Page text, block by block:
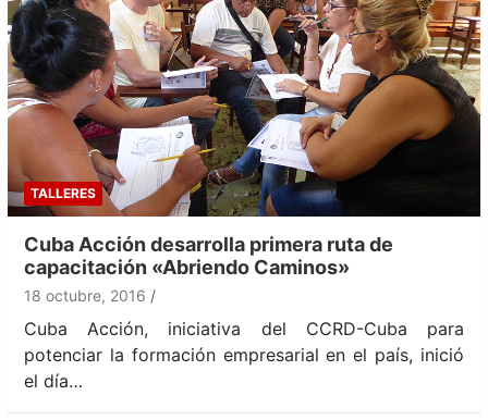
TALLERES
Cuba Acción desarrolla primera ruta de
capacitación «Abriendo Caminos»
18 octubre, 2016
Cuba Acción, iniciativa del CCRD-Cuba para
potenciar la formación empresarial en el país, inició
el día…